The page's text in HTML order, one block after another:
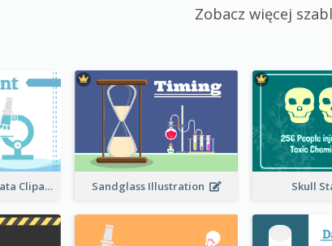
Zobacz więcej
Microscope And Data Clipart Sandglass Illustration Skull